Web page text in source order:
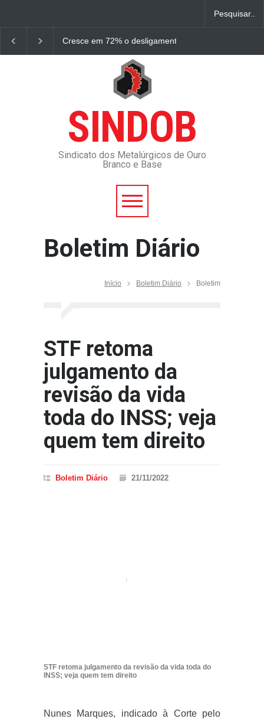
Cresce em 72% o desligamento por morte de
SINDOB
Sindicato dos Metalúrgicos de Ouro
Branco e Base
Boletim Diário
Início Boletim Diário Boletim
STF retoma
julgamento da
revisão da vida
toda do INSS; veja
quem tem direito
Boletim Diário 21/11/2022
STF retoma julgamento da revisão da vida toda do
INSS; veja quem tem direito
Nunes Marques, indicado à Corte pelo